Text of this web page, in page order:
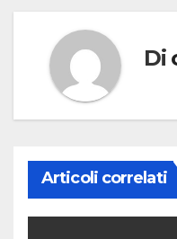
Di
Articoli correlati